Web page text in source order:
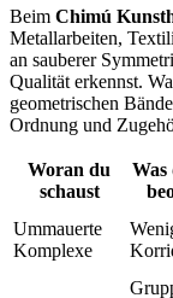
Beim Chimú
Metallarbeiten,
an sauberer
Qualität erkennst.
geometrischen
Ordnung und
Woran du
schaust
Ummauerte
Komplexe